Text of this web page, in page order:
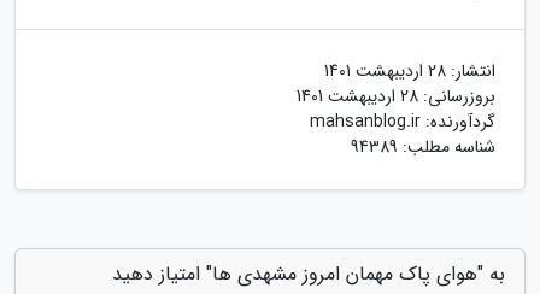
انتشار: 28 اردیبهشت 1401
بروزرسانی: 28 اردیبهشت 1401
گردآورنده: mahsanblog.ir
شناسه مطلب: 94389
به "هوای پاک مهمان امروز مشهدی ها" امتیاز دهید